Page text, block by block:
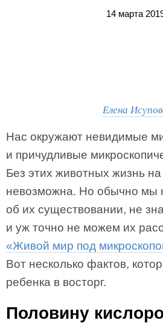
14 марта
Елена
Нас окружают невидимые
и причудливые
Без этих животных жизнь
невозможна. Но обычно мы
об их существовании, не
и уж точно не можем их
«Живой мир под
Вот несколько фактов,
ребенка в восторг.
Половину